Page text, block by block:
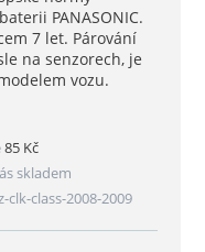
PANASONIC.
7 let. Párování
na senzorech, je
vozu.
85 Kč
skladem
class-2008-2009